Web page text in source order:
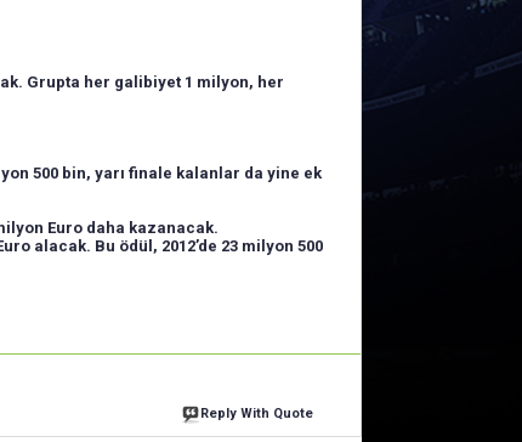
Grupta her galibiyet 1 milyon, her
500 bin, yarı finale kalanlar da yine ek
Euro daha kazanacak.
alacak. Bu ödül, 2012’de 23 milyon 500
Reply With Quote